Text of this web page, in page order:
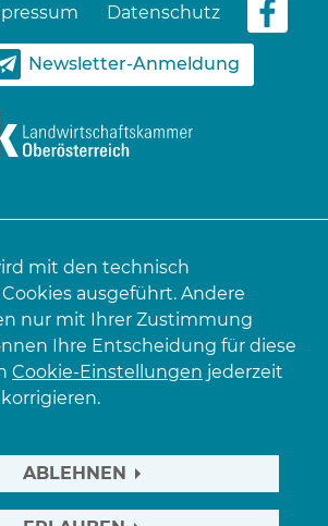
Datenschutz
Newsletter-Anmeldung
mit den technisch
ausgeführt. Andere
nur mit Ihrer Zustimmung
Ihre Entscheidung für diese
Cookie-Einstellungen jederzeit
ABLEHNEN